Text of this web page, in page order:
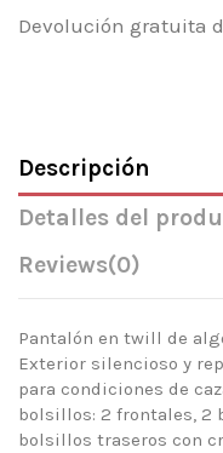
Devolución gratuita
Descripción
Detalles del
Reviews(0)
Pantalón en twill de
Exterior silencioso y
para condiciones de
bolsillos: 2 frontales, 2
bolsillos traseros con